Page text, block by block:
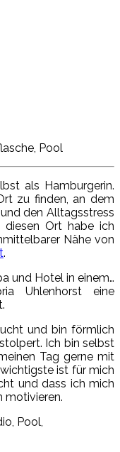
als Hamburgerin.
zu finden, an dem
den Alltagsstress
diesen Ort habe ich
Nähe von
.
und Hotel in einem…
Uhlenhorst eine
und bin förmlich
Ich bin selbst
Tag gerne mit
ist für mich
und dass ich mich
motivieren.